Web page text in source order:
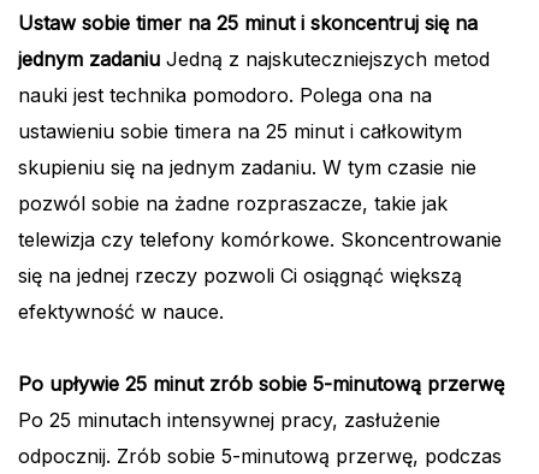
Ustaw sobie timer na 25 minut i skoncentruj się na
jednym zadaniu Jedną z najskuteczniejszych metod
nauki jest technika pomodoro. Polega ona na
ustawieniu sobie timera na 25 minut i całkowitym
skupieniu się na jednym zadaniu. W tym czasie nie
pozwól sobie na żadne rozpraszacze, takie jak
telewizja czy telefony komórkowe. Skoncentrowanie
się na jednej rzeczy pozwoli Ci osiągnąć większą
efektywność w nauce.
Po upływie 25 minut zrób sobie 5-minutową przerwę
Po 25 minutach intensywnej pracy, zasłużenie
odpocznij. Zrób sobie 5-minutową przerwę, podczas